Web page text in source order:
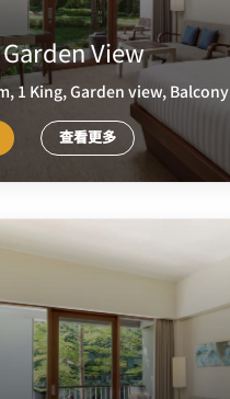
View
1 King, Garden view, Balcony
查看更多